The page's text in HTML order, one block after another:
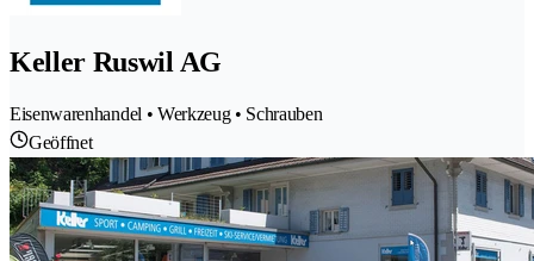
Keller Ruswil AG
Eisenwarenhandel • Werkzeug • Schrauben
Geöffnet